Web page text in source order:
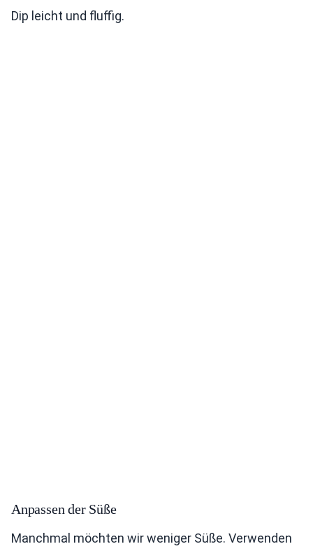
Dip leicht und fluffig.
Anpassen der Süße
Manchmal möchten wir weniger Süße. Verwenden